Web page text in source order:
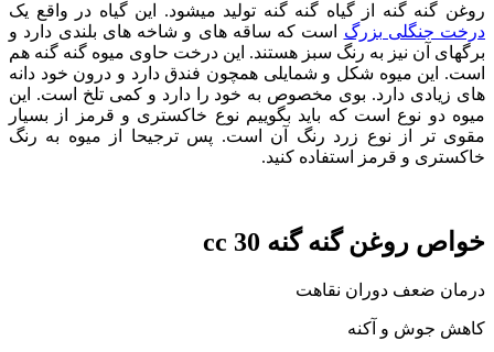
روغن گنه گنه از گیاه گنه گنه تولید میشود. این گیاه در واقع یک
درخت جنگلی بزرگ است که ساقه های و شاخه های بلندی دارد و
برگهای آن نیز به رنگ سبز هستند. این درخت حاوی میوه گنه گنه هم
است. این میوه شکل و شمایلی همچون فندق دارد و درون خود دانه
های زیادی دارد. بوی مخصوص به خود را دارد و کمی تلخ است. این
میوه دو نوع است که باید بگوییم نوع خاکستری و قرمز از بسیار
مقوی تر از نوع زرد رنگ آن است. پس ترجیحا از میوه به رنگ
خاکستری و قرمز استفاده کنید.
خواص روغن گنه گنه 30 cc
درمان ضعف دوران نقاهت
کاهش جوش و آکنه